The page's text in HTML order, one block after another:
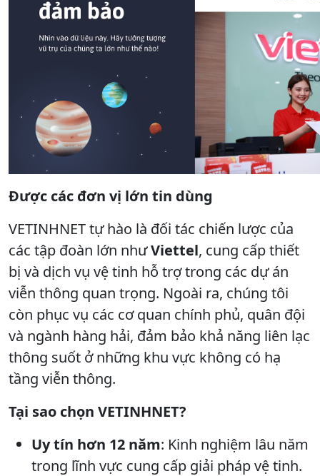
Được các đơn vị lớn tin dùng
VETINHNET tự hào là đối tác chiến lược của
các tập đoàn lớn nhưViettel, cung cấp thiết
bị và dịch vụ vệ tinh hỗ trợ trong các dự án
viễn thông quan trọng. Ngoài ra, chúng tôi
còn phục vụ các cơ quan chính phủ, quân đội
và ngành hàng hải, đảm bảo khả năng liên lạc
thông suốt ở những khu vực không có hạ
tầng viễn thông.
Tại sao chọn VETINHNET?
Uy tín hơn 12 năm: Kinh nghiệm lâu năm
trong lĩnh vực cung cấp giải pháp vệ tinh.